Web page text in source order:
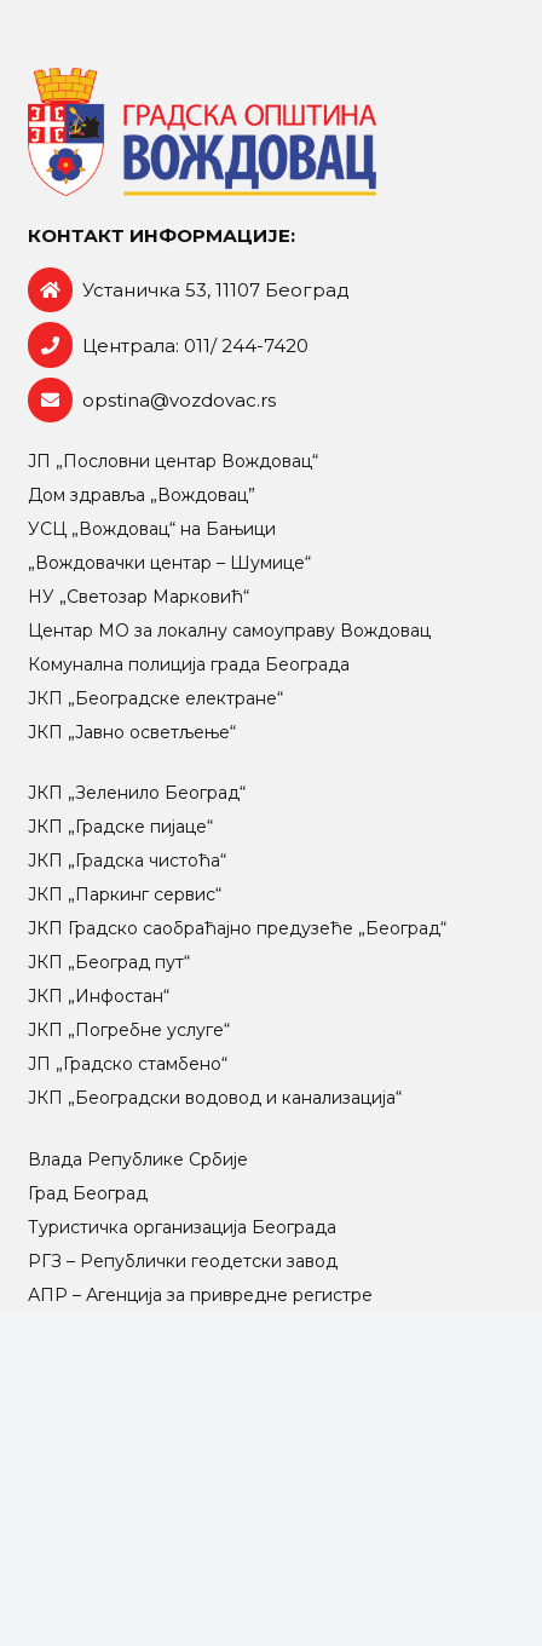
КОНТАКТ ИНФОРМАЦИЈЕ:
Устаничка 53, 11107 Београд
Централа: 011/ 244-7420
opstina@vozdovac.rs
ЈП „Пословни центар Вождовац“
Дом здравља „Вождовац”
УСЦ „Вождовац“ на Бањици
„Вождовачки центар – Шумице“
НУ „Светозар Марковић“
Центар МO за локалну самоуправу Вождовац
Комунална полиција града Београда
ЈКП „Београдске електране“
ЈКП „Јавно осветљење“
ЈКП „Зеленило Београд“
ЈКП „Градске пијаце“
ЈКП „Градска чистоћа“
ЈКП „Паркинг сервис“
ЈКП Градско саобраћајно предузеће „Београд“
ЈКП „Београд пут“
ЈКП „Инфостан“
ЈКП „Погребне услуге“
ЈП „Градско стамбено“
ЈКП „Београдски водовод и канализација“
Влада Републике Србије
Град Београд
Туристичка организација Београда
РГЗ – Републички геодетски завод
АПР – Агенција за привредне регистре